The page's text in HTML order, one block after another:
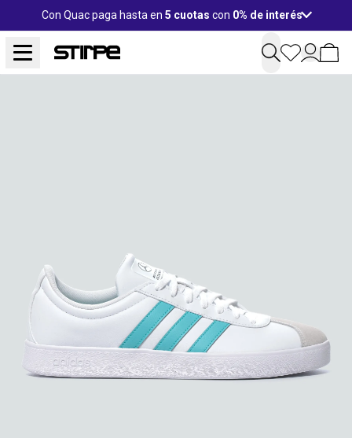
Con Quac paga hasta en 5 cuotas con 0% de interés